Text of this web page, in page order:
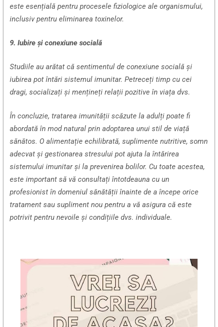
este esențială pentru procesele fiziologice ale organismului,
inclusiv pentru eliminarea toxinelor.
9. Iubire și conexiune socială
Studiile au arătat că sentimentul de conexiune socială și
iubirea pot întări sistemul imunitar. Petreceți timp cu cei
dragi, socializați și mențineți relații pozitive în viața dvs.
În concluzie, tratarea imunității scăzute la adulți poate fi
abordată în mod natural prin adoptarea unui stil de viață
sănătos. O alimentație echilibrată, suplimente nutritive, somn
adecvat și gestionarea stresului pot ajuta la întărirea
sistemului imunitar și la prevenirea bolilor. Cu toate acestea,
este important să vă consultați întotdeauna cu un
profesionist în domeniul sănătății înainte de a începe orice
tratament sau supliment nou pentru a vă asigura că este
potrivit pentru nevoile și condițiile dvs. individuale.